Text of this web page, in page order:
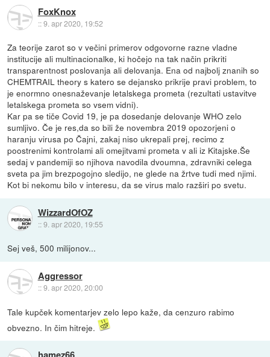
FoxKnox
::9. apr 2020, 19:52
Za teorije zarot so v večini primerov odgovorne razne vladne
institucije ali multinacionalke, ki hočejo na tak način prikriti
transparentnost poslovanja ali delovanja. Ena od najbolj znanih so
CHEMTRAIL theory s katero se dejansko prikrije pravi problem, to
je enormno onesnaževanje letalskega prometa (rezultati ustavitve
letalskega prometa so vsem vidni).
Kar pa se tiče Covid 19, je pa dosedanje delovanje WHO zelo
sumljivo. Če je res,da so bili že novembra 2019 opozorjeni o
haranju virusa po Čajni, zakaj niso ukrepali prej, recimo z
poostrenimi kontrolami ali omejitvami prometa v ali iz Kitajske.Še
sedaj v pandemiji so njihova navodila dvoumna, zdravniki celega
sveta pa jim brezpogojno sledijo, ne glede na žrtve tudi med njimi.
Kot bi nekomu bilo v interesu, da se virus malo razširi po svetu.
WizzardOfOZ
::9. apr 2020, 19:55
Sej veš, 500 milijonov...
Aggressor
::9. apr 2020, 20:00
Tale kupček komentarjev zelo lepo kaže, da cenzuro rabimo
obvezno. In čim hitreje.